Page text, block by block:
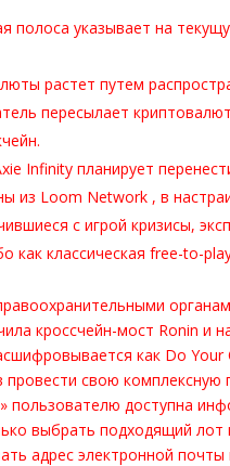
полоса указывает на
растет путем
пересылает
Infinity планирует
из Loom Network , в
с игрой кризисы,
как классическая free-to-
кроссчейн-мост Ronin и
как Do
свою
пользователю доступна
выбрать подходящий
адрес электронной почты